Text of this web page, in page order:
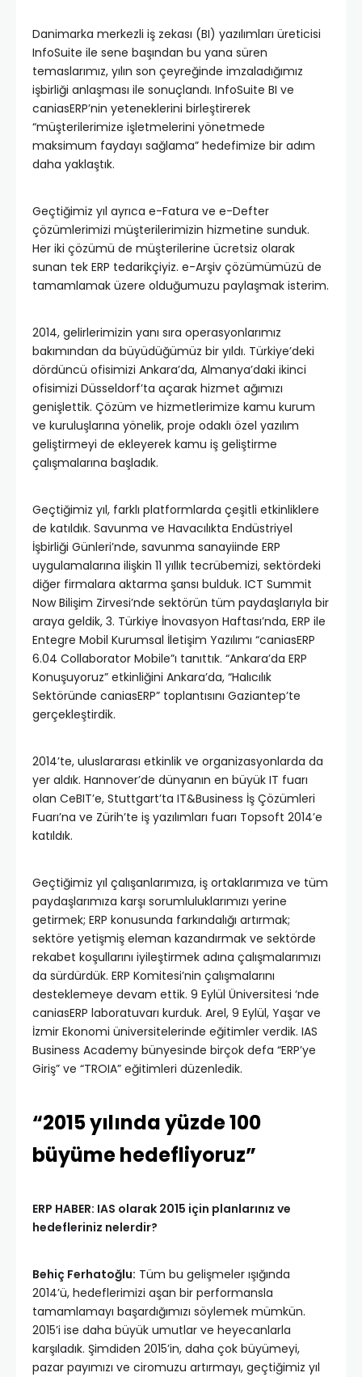
Danimarka merkezli iş zekası (BI) yazılımları üreticisi
InfoSuite ile sene başından bu yana süren
temaslarımız, yılın son çeyreğinde imzaladığımız
işbirliği anlaşması ile sonuçlandı. InfoSuite BI ve
caniasERP’nin yeteneklerini birleştirerek
“müşterilerimize işletmelerini yönetmede
maksimum faydayı sağlama” hedefimize bir adım
daha yaklaştık.
Geçtiğimiz yıl ayrıca e-Fatura ve e-Defter
çözümlerimizi müşterilerimizin hizmetine sunduk.
Her iki çözümü de müşterilerine ücretsiz olarak
sunan tek ERP tedarikçiyiz. e-Arşiv çözümümüzü de
tamamlamak üzere olduğumuzu paylaşmak isterim.
2014, gelirlerimizin yanı sıra operasyonlarımız
bakımından da büyüdüğümüz bir yıldı. Türkiye’deki
dördüncü ofisimizi Ankara’da, Almanya’daki ikinci
ofisimizi Düsseldorf’ta açarak hizmet ağımızı
genişlettik. Çözüm ve hizmetlerimize kamu kurum
ve kuruluşlarına yönelik, proje odaklı özel yazılım
geliştirmeyi de ekleyerek kamu iş geliştirme
çalışmalarına başladık.
Geçtiğimiz yıl, farklı platformlarda çeşitli etkinliklere
de katıldık. Savunma ve Havacılıkta Endüstriyel
İşbirliği Günleri’nde, savunma sanayiinde ERP
uygulamalarına ilişkin 11 yıllık tecrübemizi, sektördeki
diğer firmalara aktarma şansı bulduk. ICT Summit
Now Bilişim Zirvesi’nde sektörün tüm paydaşlarıyla bir
araya geldik, 3. Türkiye İnovasyon Haftası’nda, ERP ile
Entegre Mobil Kurumsal İletişim Yazılımı “caniasERP
6.04 Collaborator Mobile”ı tanıttık. “Ankara’da ERP
Konuşuyoruz” etkinliğini Ankara’da, “Halıcılık
Sektöründe caniasERP” toplantısını Gaziantep’te
gerçekleştirdik.
2014’te, uluslararası etkinlik ve organizasyonlarda da
yer aldık. Hannover’de dünyanın en büyük IT fuarı
olan CeBIT’e, Stuttgart’ta IT&Business İş Çözümleri
Fuarı’na ve Zürih’te iş yazılımları fuarı Topsoft 2014’e
katıldık.
Geçtiğimiz yıl çalışanlarımıza, iş ortaklarımıza ve tüm
paydaşlarımıza karşı sorumluluklarımızı yerine
getirmek; ERP konusunda farkındalığı artırmak;
sektöre yetişmiş eleman kazandırmak ve sektörde
rekabet koşullarını iyileştirmek adına çalışmalarımızı
da sürdürdük. ERP Komitesi’nin çalışmalarını
desteklemeye devam ettik. 9 Eylül Üniversitesi ‘nde
caniasERP laboratuvarı kurduk. Arel, 9 Eylül, Yaşar ve
İzmir Ekonomi üniversitelerinde eğitimler verdik. IAS
Business Academy bünyesinde birçok defa “ERP’ye
Giriş” ve “TROIA” eğitimleri düzenledik.
“2015 yılında yüzde 100
büyüme hedefliyoruz”
ERP HABER: IAS olarak 2015 için planlarınız ve
hedefleriniz nelerdir?
Behiç Ferhatoğlu: Tüm bu gelişmeler ışığında
2014’ü, hedeflerimizi aşan bir performansla
tamamlamayı başardığımızı söylemek mümkün.
2015’i ise daha büyük umutlar ve heyecanlarla
karşıladık. Şimdiden 2015’in, daha çok büyümeyi,
pazar payımızı ve ciromuzu artırmayı, geçtiğimiz yıl